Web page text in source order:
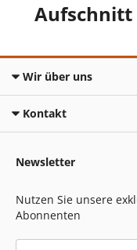
Aufschnitt
Wir über uns
Kontakt
Newsletter
Nutzen Sie unsere
Abonnenten